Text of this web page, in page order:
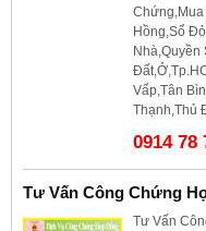
Hồng,Sổ
Nhà,Quyền
Vấp,Tân
Thạnh,Thủ
0914 78
Tư Vấn Công Chứng
Tư Vấn